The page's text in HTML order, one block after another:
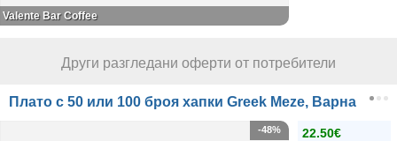
Valente Bar Coffee
Други разгледани оферти от потребители
Плато с 50 или 100 броя хапки Greek Meze, Варна
22.50€
-48%